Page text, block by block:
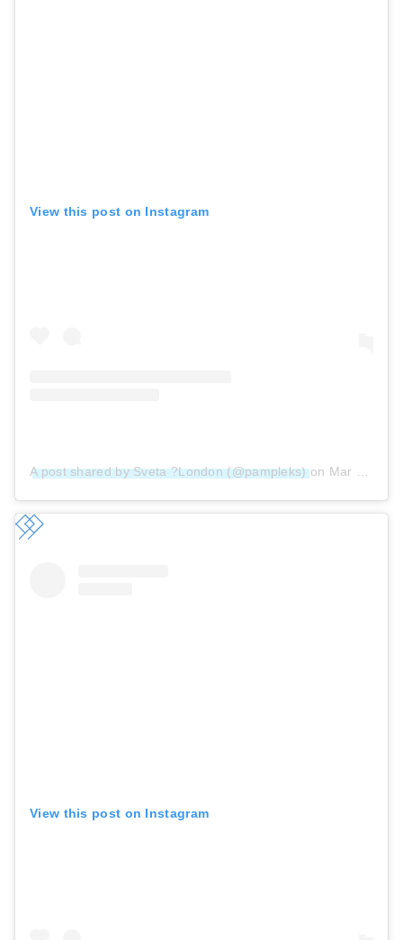
View this post on Instagram
A post shared by Sveta ?London (@pampleks)on Mar 18, 2019 at 1:48am PDT
View this post on Instagram